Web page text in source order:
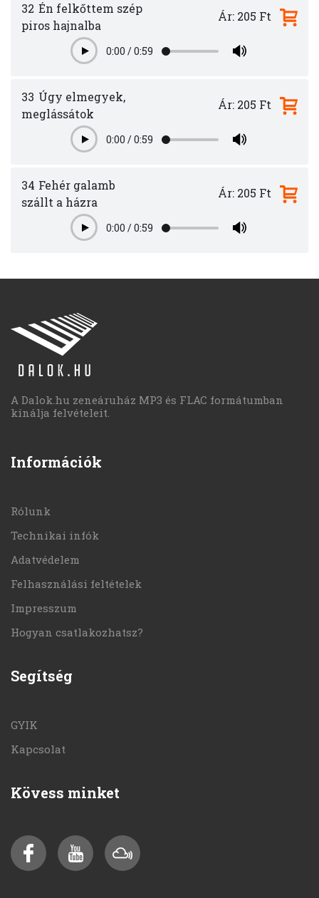
32 Én felkőttem szép
piros hajnalba
Play0:00 /0:59
Ár: 205 Ft
33 Úgy elmegyek,
meglássátok
Play0:00 /0:59
Ár: 205 Ft
34 Fehér galamb
szállt a házra
Play0:00 /0:59
Ár: 205 Ft
A Dalok.hu zeneáruház MP3 és FLAC formátumban
kínálja felvételeit.
Információk
Rólunk
Technikai infók
Adatvédelem
Felhasználási feltételek
Impresszum
Hogyan csatlakozhatsz?
Segítség
GYIK
Kapcsolat
Kövess minket